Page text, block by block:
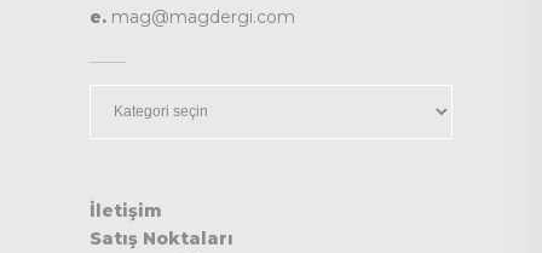
e. mag@magdergi.com
İletişim
Satış Noktaları